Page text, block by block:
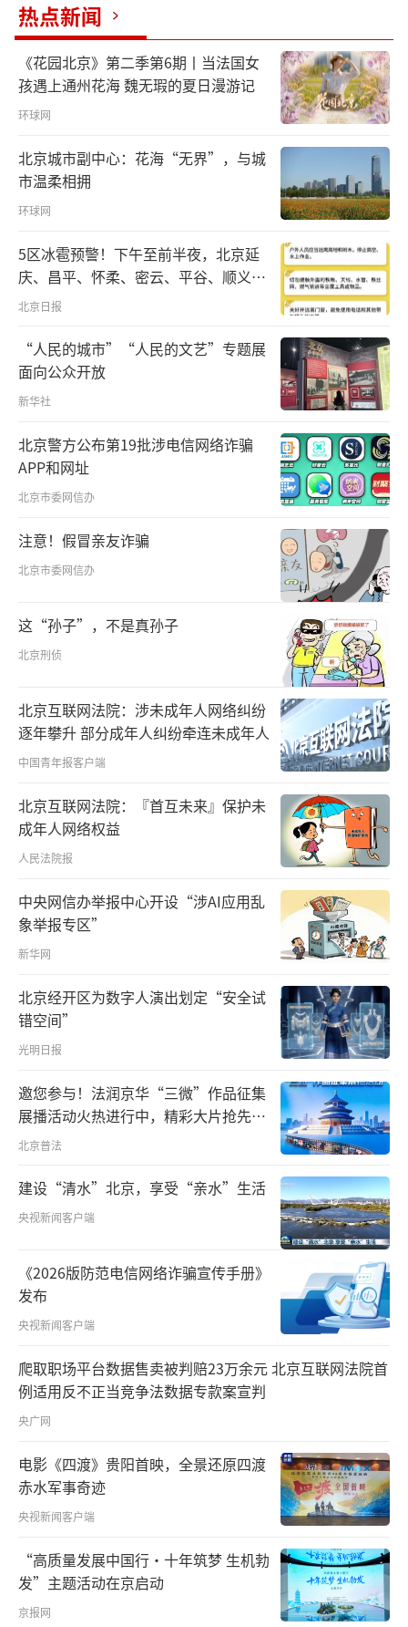
终没有像样的扶贫产业，制约着当地持续推进
脱贫。
一个偏远贵州贫困山村竟能吸引香港青年
创业，这得益于东西部扶贫协作。
2016年，广州正式对口帮扶毕节市。在广
东省第一扶贫协作工作组牵线搭桥下，部分在
穗港资企业前往西部山区。
2017年，作为企业代表的梁安莉的母亲受
邀到毕节市考察。与妈妈一道踏上乌蒙高原的
丽的自然风光无限眷恋，却也被这里的贫困所
触动。
于是，这对母女的投资兴业多了一份精准
扶贫的责任。
2018年初，梁安莉与专业团队在赫章县考
察了大小10多个乡镇后，最终决定在铁匠乡中
井村栽种鲜花。
当年5月，广州港华农业科技有限公司与赫
章县签订了投资协议，鲜花种植基地于6月开始
运营，梁安莉在“贵州屋脊”上的产业扶贫计
划正式启动。
“扶贫不是公益，困难和挑战相当艰
巨。”回忆起创业之初，梁安莉感慨道，很多
老百姓最初不了解花卉，有质疑、抵触情绪。
在当地政府积极协调，以及东西部扶贫协作政
策、资金等支持下，很快有了转机。
这两年多里，梁安莉平均每个月都要到基
地上与工作团队同吃同住一段时间。公司也积
极与中国科学院昆明植物研究所合作，并聘请
专家和技术人员定期到基地指导，培训技术人
员。
花卉种植从100个大棚增加到400多个；管
理技术人员从10多人到40人……在梁安莉和团
队的不断努力下，基地发展迅速。2019年底，
在不被部分专家看好的情况下，梁安莉和团队
引进的安娜贝拉绣球存活率达到90%左右，当
前正是采收时节。
“这次6万多朵绣球花已经全部被订完了，
作为永生花花材，市场相当好。”梁安莉说，
通过多次实验，基地已经从100多种花卉试种品
种植。
的扶贫初心。她说，培养本地技术管理员，让
村民广泛参与，要变“输血”为“造血”。
如今，基地里不少花卉品种逐渐走出温室
大棚，走到当地村民家里，零散的土地上也开
始有村民主动种植鲜花。
热点新闻
《花园北京》第二季第6期丨当法国女
孩遇上通州花海 魏无瑕的夏日漫游记
环球网
北京城市副中心：花海“无界”，与城
市温柔相拥
环球网
5区冰雹预警！下午至前半夜，北京延
庆、昌平、怀柔、密云、平谷、顺义、
门头沟、房山等区有较明显降雨，伴七
北京日报
“人民的城市”“人民的文艺”专题展
面向公众开放
新华社
北京警方公布第19批涉电信网络诈骗
APP和网址
北京市委网信办
注意！假冒亲友诈骗
北京市委网信办
这“孙子”，不是真孙子
北京刑侦
北京互联网法院：涉未成年人网络纠纷
逐年攀升 部分成年人纠纷牵连未成年人
中国青年报客户端
北京互联网法院：『首互未来』保护未
成年人网络权益
人民法院报
中央网信办举报中心开设“涉AI应用乱
象举报专区”
新华网
北京经开区为数字人演出划定“安全试
错空间”
光明日报
邀您参与！法润京华“三微”作品征集
展播活动火热进行中，精彩大片抢先看
～
北京普法
建设“清水”北京，享受“亲水”生活
央视新闻客户端
《2026版防范电信网络诈骗宣传手册》
发布
央视新闻客户端
爬取职场平台数据售卖被判赔23万余元 北京互联网法院首
例适用反不正当竞争法数据专款案宣判
央广网
电影《四渡》贵阳首映，全景还原四渡
赤水军事奇迹
央视新闻客户端
“高质量发展中国行·十年筑梦 生机勃
发”主题活动在京启动
京报网